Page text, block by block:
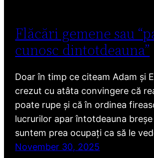
Flăcări gemene sau
cunosc dintotdeauna”
Doar în timp ce citeam Adam și
crezut cu atâta convingere că
poate rupe și că în ordinea
lucrurilor apar întotdeauna
suntem prea ocupați ca să le
November 30, 2025